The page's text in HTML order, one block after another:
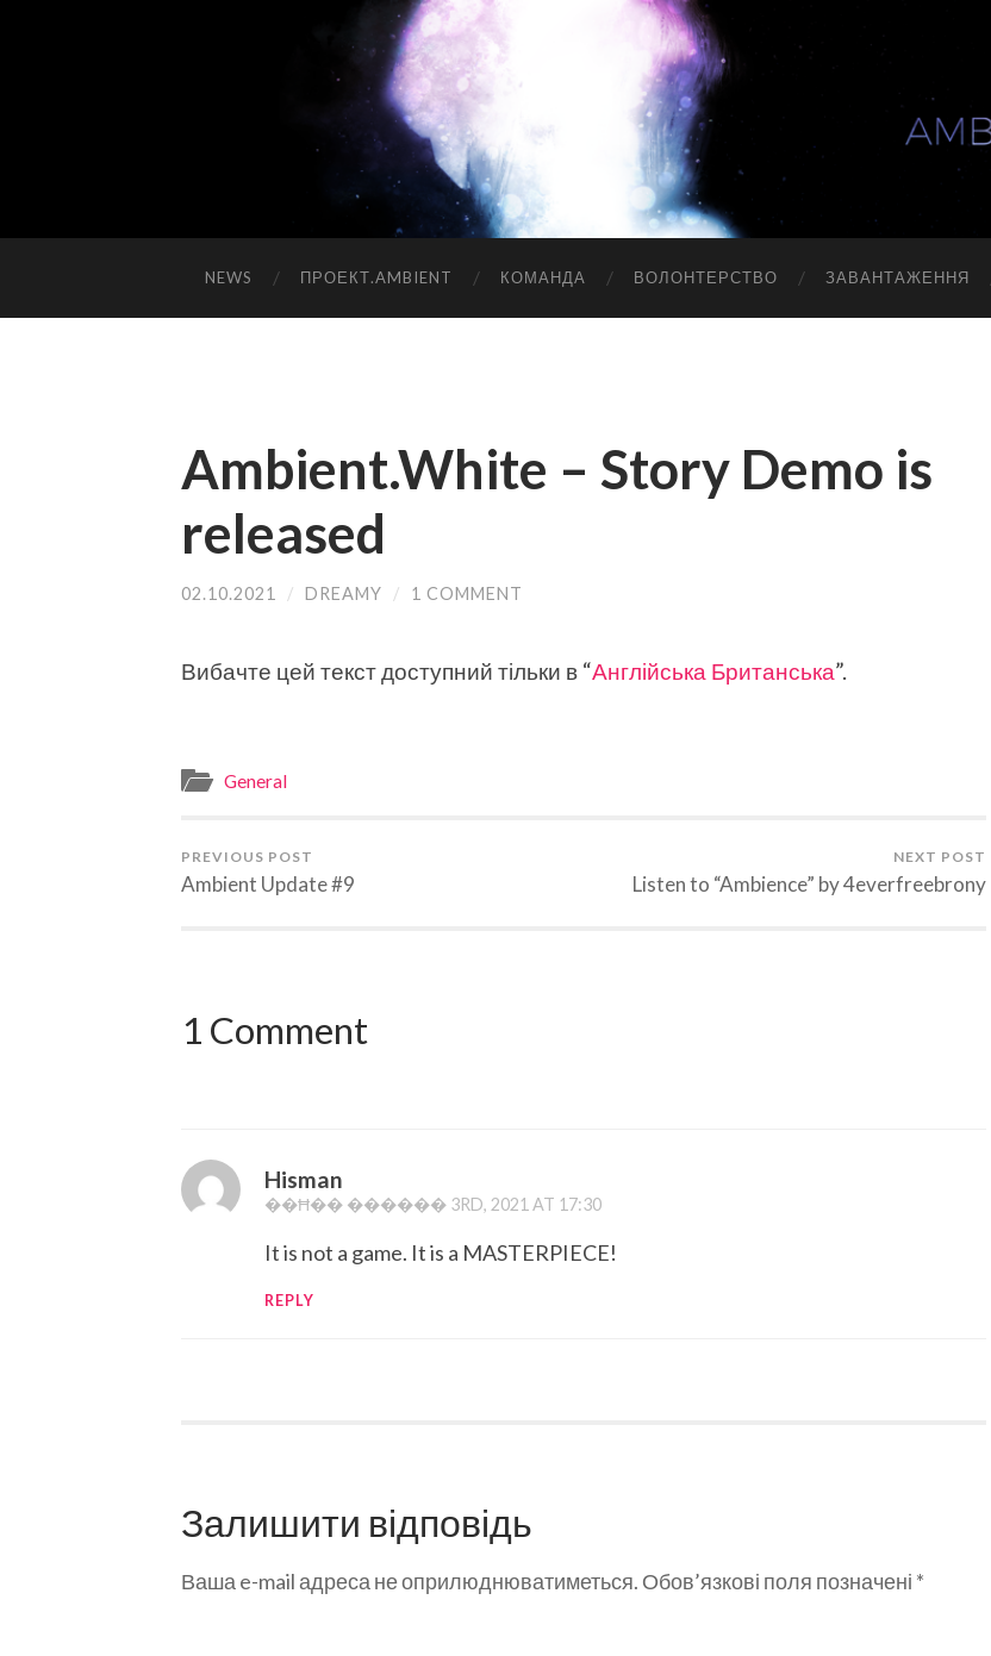
NEWS ПРОЕКТ.AMBIENT КОМАНДА ВОЛОНТЕРСТВО ЗАВАНТАЖЕННЯ
Ambient.White – Story Demo is
released
02.10.2021 / DREAMY / 1 COMMENT
Вибачте цей текст доступний тільки в “Англійська Британська”.
General
PREVIOUS POST
Ambient Update #9
NEXT POST
Listen to “Ambience” by 4everfreebrony
1 Comment
Hisman
��Ħ�� ������ 3RD, 2021 AT 17:30
It is not a game. It is a MASTERPIECE!
REPLY
Залишити відповідь
Ваша e-mail адреса не оприлюднюватиметься. Обов’язкові поля позначені *